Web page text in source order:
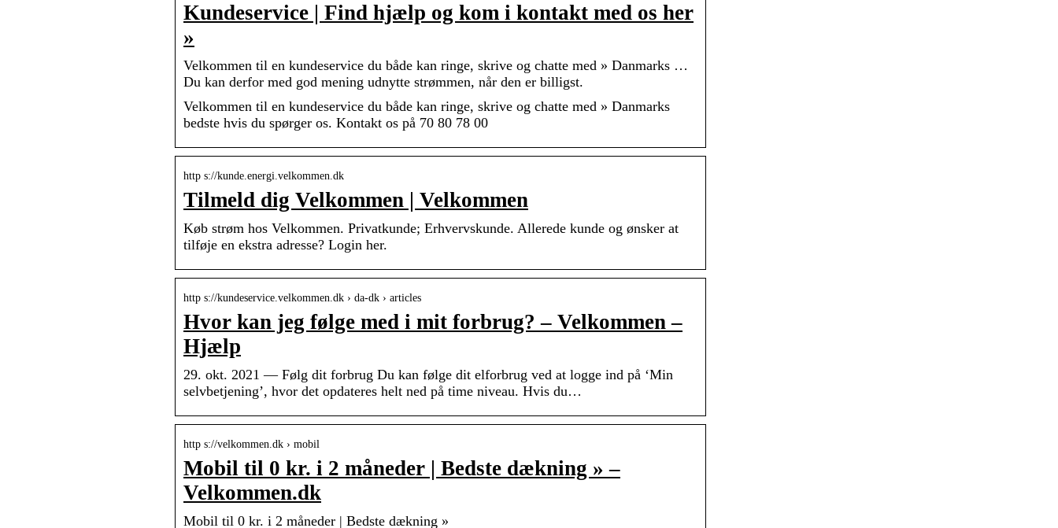
Kundeservice | Find hjælp og kom i kontakt med os her
»
Velkommen til en kundeservice du både kan ringe, skrive og chatte med » Danmarks …
Du kan derfor med god mening udnytte strømmen, når den er billigst.
Velkommen til en kundeservice du både kan ringe, skrive og chatte med » Danmarks
bedste hvis du spørger os. Kontakt os på 70 80 78 00
http s://kunde.energi.velkommen.dk
Tilmeld dig Velkommen | Velkommen
Køb strøm hos Velkommen. Privatkunde; Erhvervskunde. Allerede kunde og ønsker at
tilføje en ekstra adresse? Login her.
http s://kundeservice.velkommen.dk › da-dk › articles
Hvor kan jeg følge med i mit forbrug? – Velkommen –
Hjælp
29. okt. 2021 — Følg dit forbrug Du kan følge dit elforbrug ved at logge ind på ‘Min
selvbetjening’, hvor det opdateres helt ned på time niveau. Hvis du…
http s://velkommen.dk › mobil
Mobil til 0 kr. i 2 måneder | Bedste dækning » –
Velkommen.dk
Mobil til 0 kr. i 2 måneder | Bedste dækning »